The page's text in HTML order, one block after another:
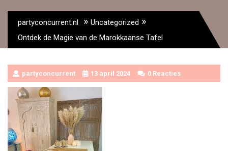
partyconcurrent.nl » Uncategorized »
Ontdek de Magie van de Marokkaanse Tafel
partyconcurrent 13 april 2024 0 Reacties